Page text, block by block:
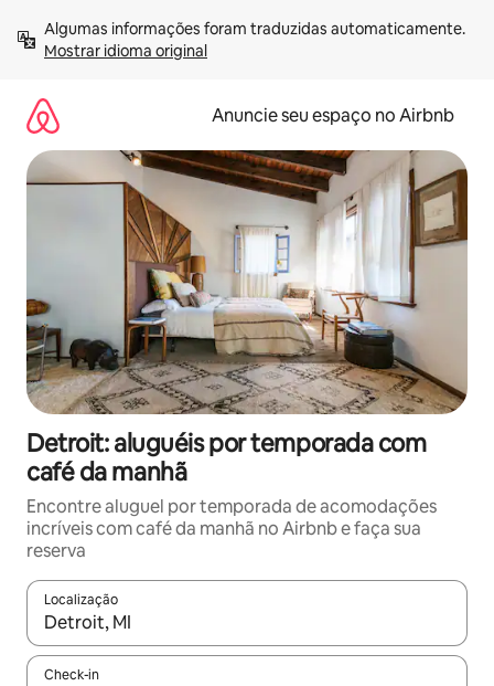
para
Mostrar idioma original
Anuncie seu espaço no Airbnb
Detroit: aluguéis por temporada com
café da manhã
Encontre aluguel por temporada de acomodações
incríveis com café da manhã no Airbnb e faça sua
reserva
Localização
Quando os resultados estiverem disponíveis, explore-os
Check-in